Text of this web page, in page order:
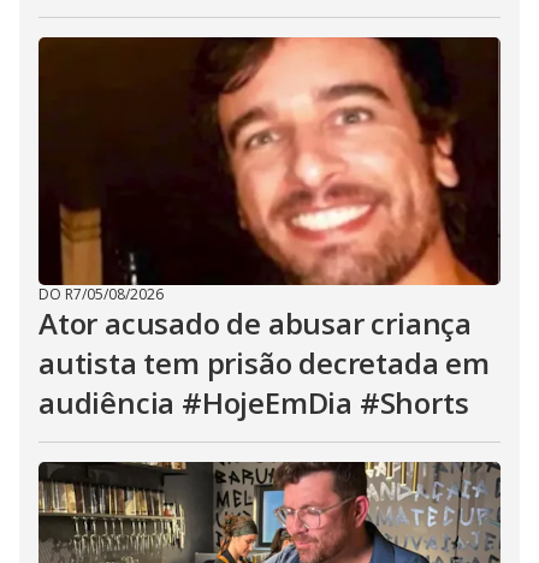
DO R7/05/08/2026
Ator acusado de abusar criança
autista tem prisão decretada em
audiência #HojeEmDia #Shorts